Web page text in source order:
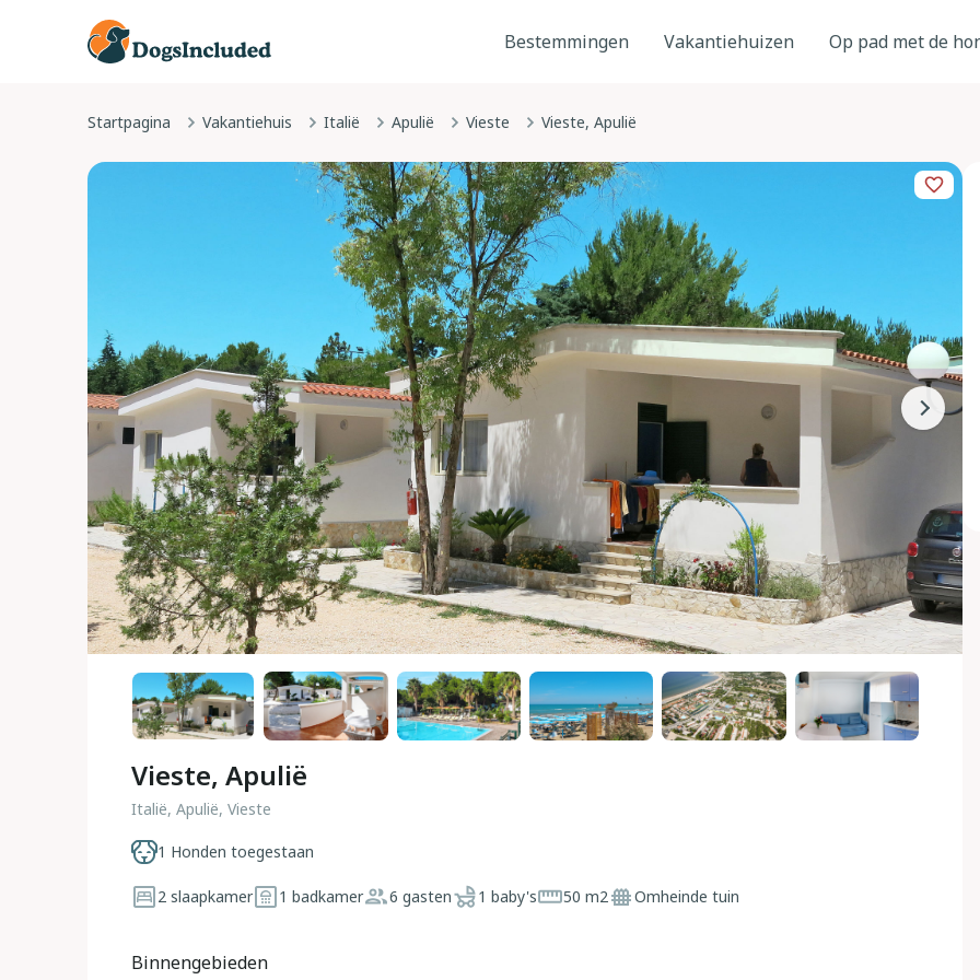
Bestemmingen Vakantiehuizen Op pad met de
Startpagina Vakantiehuis Italië Apulië Vieste Vieste, Apulië
Vieste, Apulië
Italië, Apulië, Vieste
1 Honden toegestaan
2 slaapkamer 1 badkamer 6 gasten 1 baby's 50 m2 Omheinde tuin
Binnengebieden